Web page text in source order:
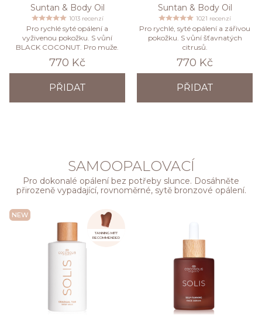
Suntan & Body Oil
1013 recenzí
Pro rychlé syté opálení a
vyživenou pokožku. S vůní
BLACK COCONUT. Pro muže.
770 Kč
PŘIDAT
Suntan & Body Oil
1021 recenzí
Pro rychlé, syté opálení a zářivou
pokožku. S vůní šťavnatých
citrusů.
770 Kč
PŘIDAT
SAMOOPALOVACÍ
Pro dokonalé opálení bez potřeby slunce. Dosáhněte
přirozeně vypadající, rovnoměrné, sytě bronzové opálení.
NEW
TANNING MITT
RECOMMENDED